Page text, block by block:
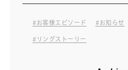
お客様エピソード お知らせ
リングストーリー